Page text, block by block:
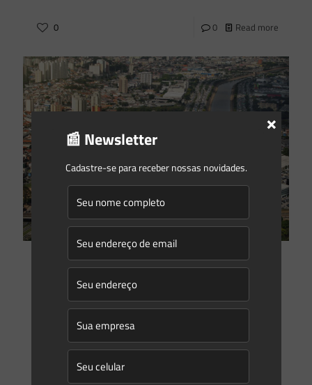
0 0 Read more
Marcos Saeson
23/03/2021
A imprescindível função ambiental das Áreas de
Preservação Permanente (APPs)
especialmente protegidos que têm a conceituação legal
dada, sobretudo, pelo art. 3º, inciso II, do Código Florestal
📰 Newsletter
Cadastre-se para receber nossas novidades.
×